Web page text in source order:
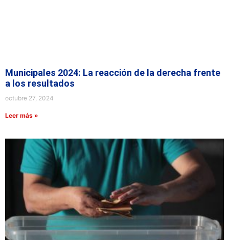
Municipales 2024: La reacción de la derecha frente
a los resultados
octubre 27, 2024
Leer más »